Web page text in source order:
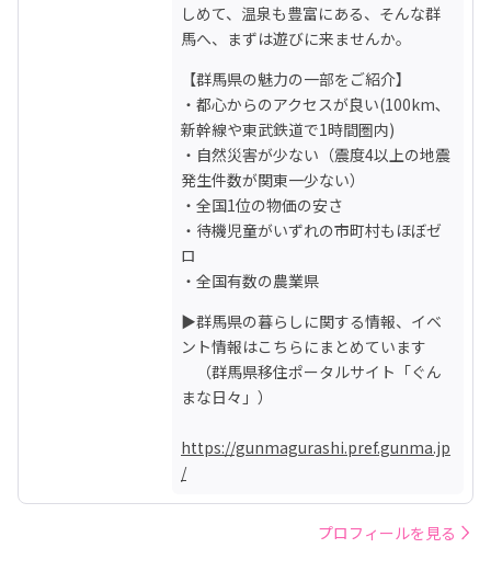
しめて、温泉も豊富にある、そんな群
馬へ、まずは遊びに来ませんか。
【群馬県の魅力の一部をご紹介】
・都心からのアクセスが良い(100km､
新幹線や東武鉄道で1時間圏内)
・自然災害が少ない（震度4以上の地震
発生件数が関東一少ない）
・全国1位の物価の安さ
・待機児童がいずれの市町村もほぼゼ
ロ
・全国有数の農業県
▶群馬県の暮らしに関する情報、イベ
ント情報はこちらにまとめています
（群馬県移住ポータルサイト「ぐん
まな日々」）
https://gunmagurashi.pref.gunma.jp
/
プロフィールを見る